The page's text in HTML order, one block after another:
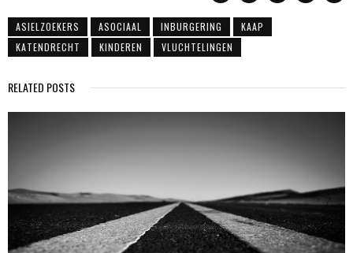
ASIELZOEKERS ASOCIAAL INBURGERING
KAAP
KATENDRECHT
KINDEREN VLUCHTELINGEN
RELATED POSTS